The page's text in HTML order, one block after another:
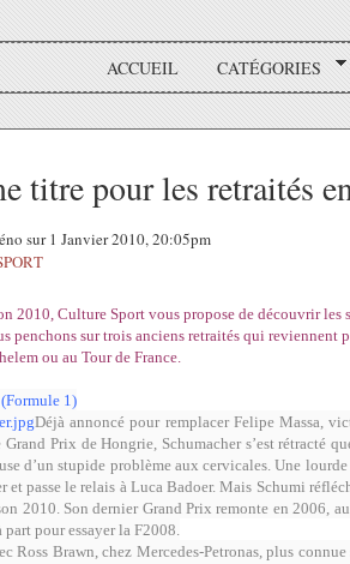
ACCUEIL CATÉGORIES
titre pour les retraités
sur 1 Janvier 2010, 20:05pm
2010, Culture Sport vous propose de découvrir les
penchons sur trois anciens retraités qui
ou au Tour de France.
1)
Déjà annoncé pour remplacer Felipe Massa,
Prix de Hongrie, Schumacher s’est rétracté
d’un stupide problème aux cervicales. Une
et passe le relais à Luca Badoer. Mais Schumi
2010. Son dernier Grand Prix remonte en 2006,
part pour essayer la F2008.
Ross Brawn, chez Mercedes-Petronas, plus